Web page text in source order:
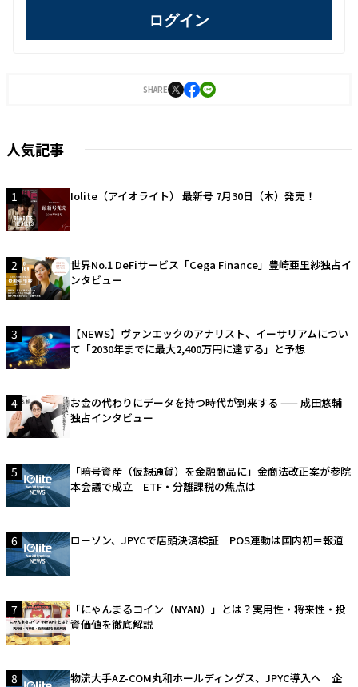
ログイン
SHARE
人気記事
1 Iolite（アイオライト） 最新号 7月30日（木）発売！
2
世界No.1 DeFiサービス「Cega Finance」豊崎亜里紗独占イ
ンタビュー
3
【NEWS】ヴァンエックのアナリスト、イーサリアムについ
て「2030年までに最大2,400万円に達する」と予想
4
お金の代わりにデータを持つ時代が到来する —— 成田悠輔
独占インタビュー
5
「暗号資産（仮想通貨）を金融商品に」金商法改正案が参院
本会議で成立 ETF・分離課税の焦点は
6 ローソン、JPYCで店頭決済検証 POS連動は国内初＝報道
7
「にゃんまるコイン（NYAN）」とは？実用性・将来性・投
資価値を徹底解説
8
物流大手AZ-COM丸和ホールディングス、JPYC導入へ 企